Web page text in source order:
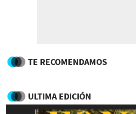
TE RECOMENDAMOS
ULTIMA EDICIÓN